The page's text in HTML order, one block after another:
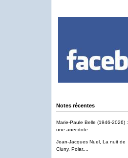
Notes récentes
Marie-Paule Belle (1946-2026) :
une anecdote
Jean-Jacques Nuel, La nuit de
Cluny. Polar....